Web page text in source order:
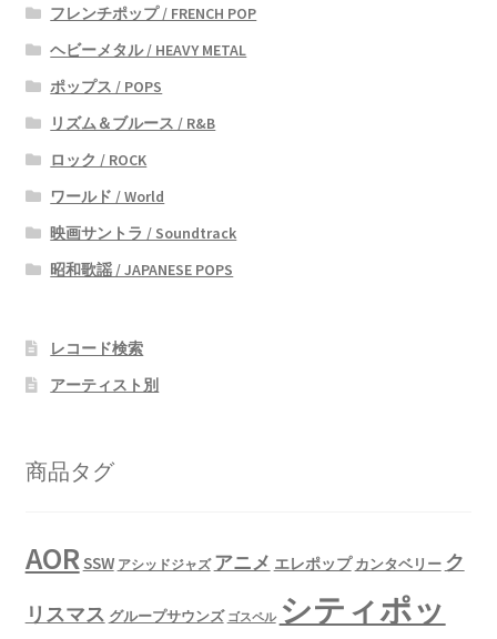
フレンチポップ / FRENCH POP
ヘビーメタル / HEAVY METAL
ポップス / POPS
リズム＆ブルース / R&B
ロック / ROCK
ワールド / World
映画サントラ / Soundtrack
昭和歌謡 / JAPANESE POPS
レコード検索
アーティスト別
商品タグ
AORSSW アシッドジャズ アニメ エレポップ カンタベリー ク
リスマス グループサウンズ ゴスペル シティポッ